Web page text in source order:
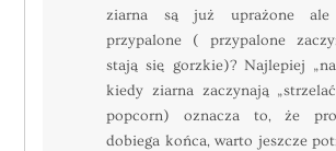
ziarna są już uprażone ale
przypalone ( przypalone
stają się gorzkie)? Najlepiej
kiedy ziarna zaczynają
popcorn) oznacza to, że
dobiega końca, warto jeszcze